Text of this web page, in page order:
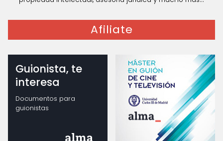
Afiliate
Guionista, te
interesa
Documentos para
guionistas